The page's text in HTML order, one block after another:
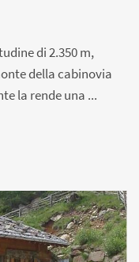
di 2.350 m,
della cabinovia
la rende una ...